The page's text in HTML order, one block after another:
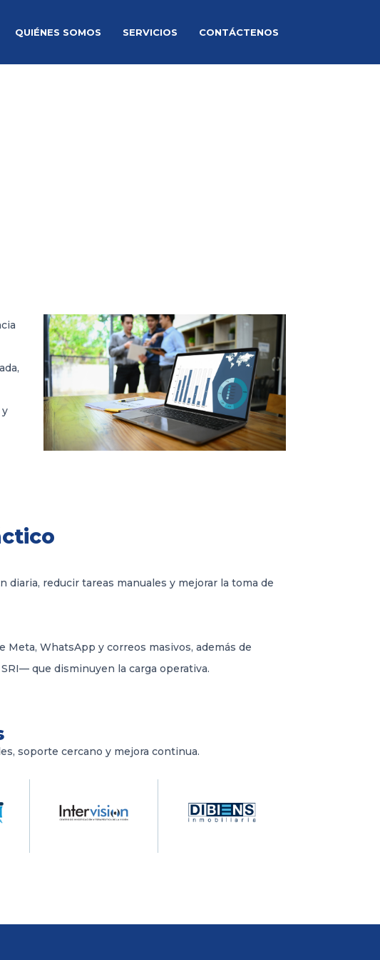
QUIÉNES SOMOS SERVICIOS CONTÁCTENOS
y
reducir tareas manuales y mejorar la toma de
WhatsApp y correos masivos, además de
que disminuyen la carga operativa.
soporte cercano y mejora continua.